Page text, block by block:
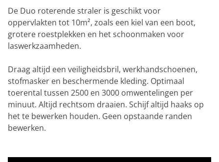
De Duo roterende straler is geschikt voor
oppervlakten tot 10m², zoals een kiel van een boot,
grotere roestplekken en het schoonmaken voor
laswerkzaamheden.
Draag altijd een veiligheidsbril, werkhandschoenen,
stofmasker en beschermende kleding. Optimaal
toerental tussen 2500 en 3000 omwentelingen per
minuut. Altijd rechtsom draaien. Schijf altijd haaks op
het te bewerken houden. Geen opstaande randen
bewerken.